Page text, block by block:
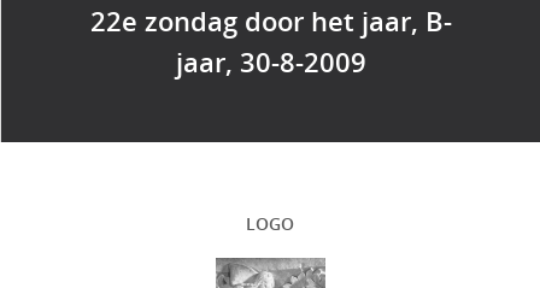
22e zondag door het jaar, B-
jaar, 30-8-2009
LOGO